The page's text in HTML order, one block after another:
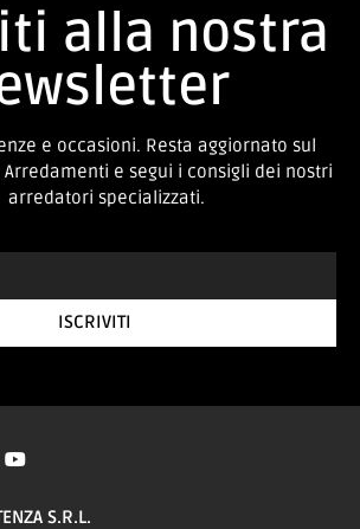
alla nostra
e occasioni. Resta aggiornato sul
e segui i consigli dei nostri
arredatori specializzati.
ISCRIVITI
S.R.L.